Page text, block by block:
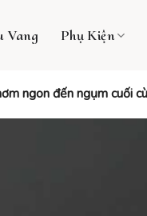
Vang Phụ Kiện
ngon đến ngụm cuối